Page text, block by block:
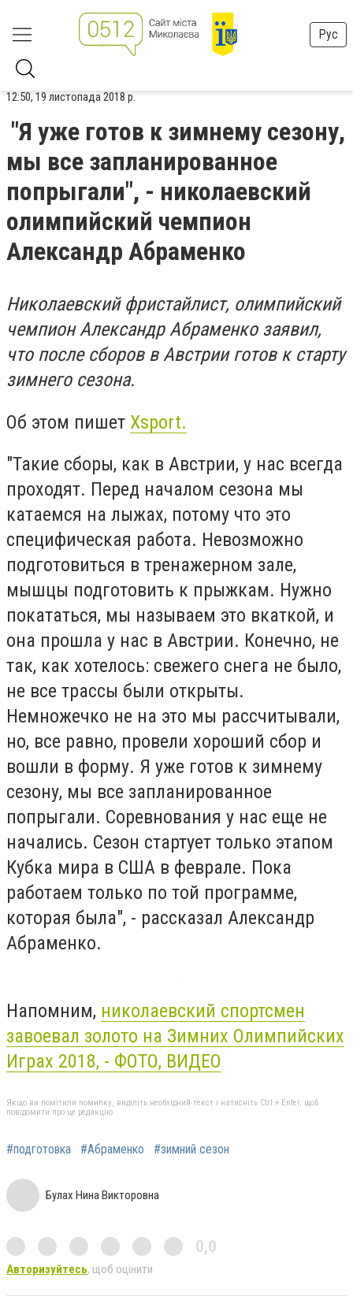
Рус
12:50, 19 листопада 2018 р.
"Я уже готов к зимнему сезону,
мы все запланированное
попрыгали", - николаевский
олимпийский чемпион
Александр Абраменко
Николаевский фристайлист, олимпийский
чемпион Александр Абраменко заявил,
что после сборов в Австрии готов к старту
зимнего сезона.
Об этом пишет Xsport.
"Такие сборы, как в Австрии, у нас всегда
проходят. Перед началом сезона мы
катаемся на лыжах, потому что это
специфическая работа. Невозможно
подготовиться в тренажерном зале,
мышцы подготовить к прыжкам. Нужно
покататься, мы называем это вкаткой, и
она прошла у нас в Австрии. Конечно, не
так, как хотелось: свежего снега не было,
не все трассы были открыты.
Немножечко не на это мы рассчитывали,
но, все равно, провели хороший сбор и
вошли в форму. Я уже готов к зимнему
сезону, мы все запланированное
попрыгали. Соревнования у нас еще не
начались. Сезон стартует только этапом
Кубка мира в США в феврале. Пока
работаем только по той программе,
которая была", - рассказал Александр
Абраменко.
Напомним, николаевский спортсмен
завоевал золото на Зимних Олимпийских
Играх 2018, - ФОТО, ВИДЕО
Якщо ви помітили помилку, виділіть необхідний текст і натисніть Ctrl + Enter, щоб
повідомити про це редакцію
#подготовка #Абраменко #зимний сезон
Булах Нина Викторовна
0,0
Авторизуйтесь, щоб оцінити